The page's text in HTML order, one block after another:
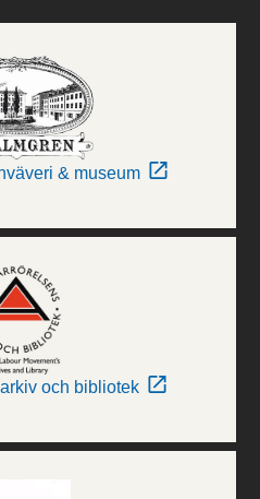
& museum
och bibliotek